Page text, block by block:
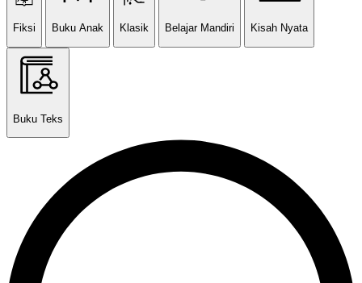
Fiksi Buku Anak Klasik Belajar Mandiri Kisah Nyata
Buku Teks